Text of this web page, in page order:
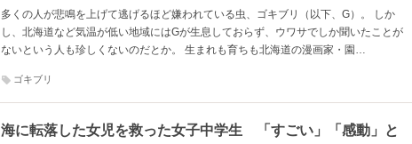
多くの人が悲鳴を上げて逃げるほど嫌われている虫、ゴキブリ（以下、G）。 しか
し、北海道など気温が低い地域にはGが生息しておらず、ウワサでしか聞いたことが
ないという人も珍しくないのだとか。 生まれも育ちも北海道の漫画家・園…
ゴキブリ
海に転落した女児を救った女子中学生 「すごい」「感動」と